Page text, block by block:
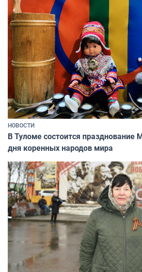
НОВОСТИ
В Туломе состоится празднование
дня коренных народов мира